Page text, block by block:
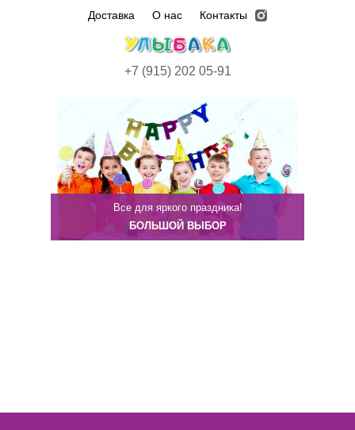
+7 (915) 202 05-91
О нас Контакты
Доставка
Все для яркого праздника!
БОЛЬШОЙ ВЫБОР